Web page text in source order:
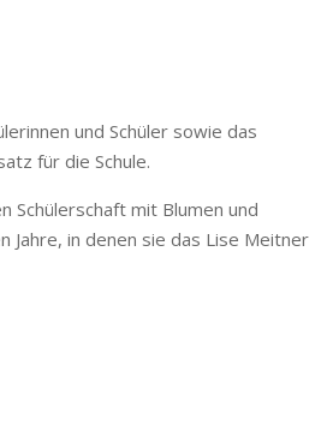
und Schüler sowie das
für die Schule.
Schülerschaft mit Blumen und
Jahre, in denen sie das Lise Meitner